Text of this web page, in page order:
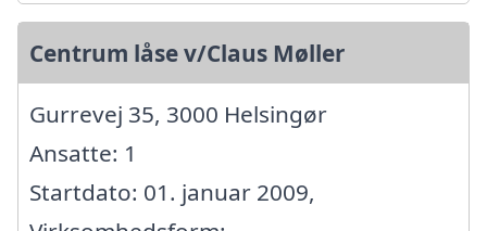
Centrum låse v/Claus Møller
Gurrevej 35, 3000 Helsingør
Ansatte: 1
Startdato: 01. januar 2009,